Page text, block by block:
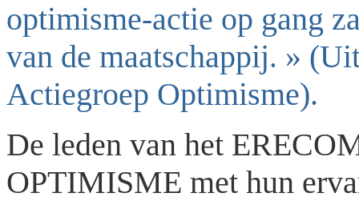
optimisme-actie op gang
van de maatschappij. »
Actiegroep Optimisme).
De leden van het
OPTIMISME met hun